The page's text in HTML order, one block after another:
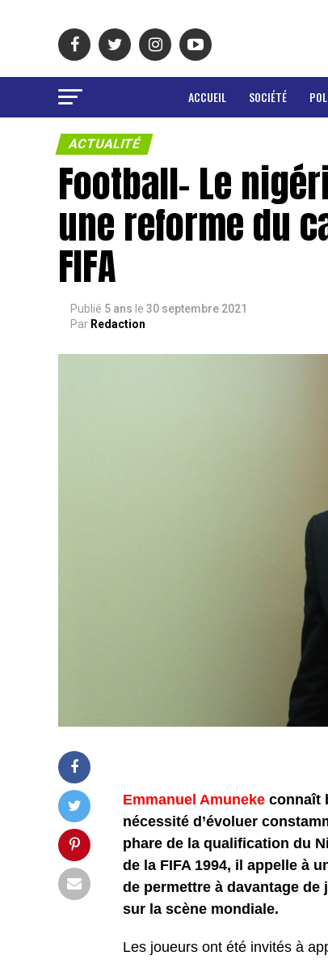
ACCUEIL SOCIÉTÉ
ACTUALITÉ
Football- Le
une reforme du
FIFA
Publié 5 ans le 30 septembre 2021
Par Redaction
Emmanuel Amuneke connaît
nécessité d’évoluer
phare de la qualification du
de la FIFA 1994, il appelle à
de permettre à davantage
sur la scène mondiale.
Les joueurs ont été invités à